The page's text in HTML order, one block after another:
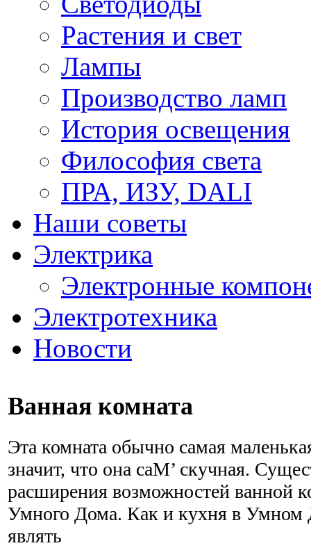
Растения и свет
Лампы
Производство ламп
История освещения
Философия света
ПРА, ИЗУ, DALI
Наши советы
Электрика
Электронные
Электротехника
Новости
Ванная комната
Эта комната обычно самая
значит, что она саМ’ скучная.
расширения возможностей ванной
Умного Дома. Как и кухня в Умном
являть